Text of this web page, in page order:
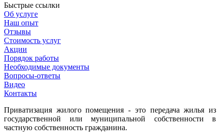
Быстрые ссылки
Об услуге
Наш опыт
Отзывы
Стоимость услуг
Акции
Порядок работы
Необходимые документы
Вопросы-ответы
Видео
Контакты
Приватизация жилого помещения - это передача жилья из
государственной или муниципальной собственности в
частную собственность гражданина.